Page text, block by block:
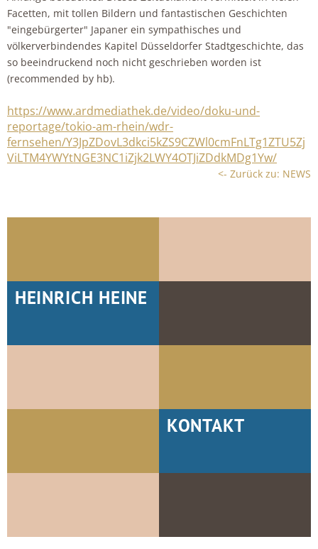
Facetten, mit tollen Bildern und fantastischen Geschichten
"eingebürgerter" Japaner ein sympathisches und
völkerverbindendes Kapitel Düsseldorfer Stadtgeschichte, das
so beeindruckend noch nicht geschrieben worden ist
(recommended by hb).
https://www.ardmediathek.de/video/doku-und-
reportage/tokio-am-rhein/wdr-
fernsehen/Y3JpZDovL3dkci5kZS9CZWl0cmFnLTg1ZTU5Zj
ViLTM4YWYtNGE3NC1iZjk2LWY4OTJiZDdkMDg1Yw/
<- Zurück zu: NEWS
HEINRICH HEINE
KONTAKT